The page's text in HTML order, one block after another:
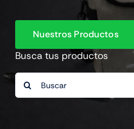
Nuestros Productos
Busca tus productos
Search
for: